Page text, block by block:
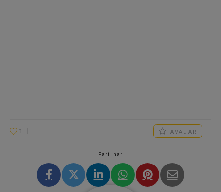
1 AVALIAR
Partilhar